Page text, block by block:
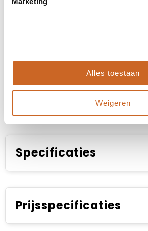
Alles toestaan
Weigeren
Specificaties
Prijsspecificaties